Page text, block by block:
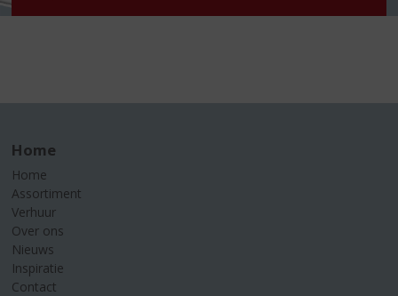
Home
Home
Assortiment
Verhuur
Over ons
Nieuws
Inspiratie
Contact